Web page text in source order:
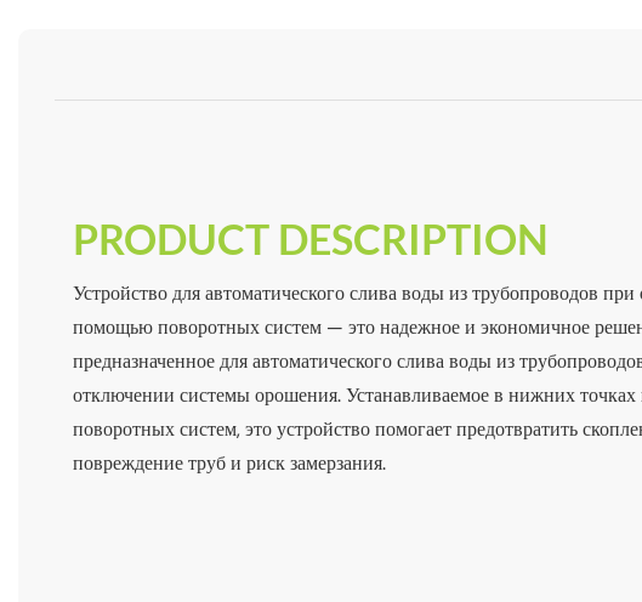
PRODUCT DESCRIPTION
Устройство для автоматического слива воды из трубопроводов
помощью поворотных систем — это надежное и экономичное
предназначенное для автоматического слива воды из
отключении системы орошения. Устанавливаемое в нижних точках
поворотных систем, это устройство помогает предотвратить
повреждение труб и риск замерзания.